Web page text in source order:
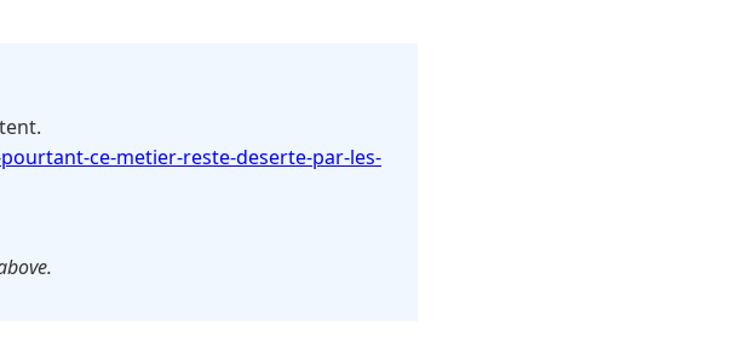
ce-metier-reste-deserte-par-les-